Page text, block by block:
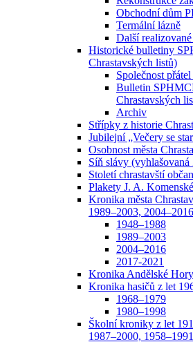
Obchodní dům
Termální lázně
Další
Historické bulletiny
Chrastavských listů)
Společnost
Bulletin
Chrastavských
Archiv
Střípky z historie
Jubilejní „Večery se
Osobnost města
Síň slávy
Století chrastavští
Plakety J. A.
Kronika města
1989–2003,
1948–1988
1989–2003
2004–2016
2017-2021
Kronika Andělské
Kronika hasičů z let
1968–1979
1980–1998
Školní kroniky z let
1987–2000,